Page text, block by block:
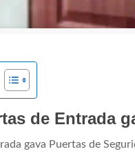
de Entrada
gava Puertas de